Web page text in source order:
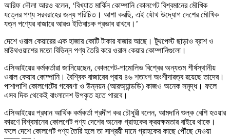
আরিফ দৌলা আরও বলেন, ‘বিখ্যাত মার্কিন কোম্পানি কোলগেট বিশ্বমানের মৌখিক
যত্নের পণ্য সরবরাহের জন্য পরিচিত। আশা করছি, এই যৌথ উদ্যোগ দেশের মৌখিক
যত্ন পণ্যের বাজারে আরও ইতিবাচক প্রভাব রাখবে।’
দেশে ওরাল কেয়ারের এক হাজার কোটি টাকার বাজার আছে। টুথপেস্ট ছাড়াও ব্রাশ ও
মাউথওয়াশের মতো বিভিন্ন পণ্য তৈরি করে ওরাল কেয়ার কোম্পানিগুলো।
এসিআইয়ের কর্মকর্তারা জানিয়েছেন, কোলগেট-পামোলিভ বিশ্বের অন্যতম শীর্ষস্থানীয়
ওরাল কেয়ার কোম্পানি। বৈশ্বিক বাজারের প্রায় ৪৬ শতাংশ অংশীদারত্ব রয়েছে তাদের।
পাশাপাশি কোলগেটের গবেষণা ও উন্নয়ন (আরঅ্যান্ডডি) কাজও অনেক সমৃদ্ধ। ফলে
এসব দিক থেকেই বাংলাদেশ উপকৃত হতে পারবে।
এসিআইয়ের প্রধান আর্থিক কর্মকর্তা প্রদীপ কর চৌধুরী বলেন, আমদানি শুল্ক বেশি হওয়ার
কারণে বিশ্বমানের কোলগেট পণ্য দেশের অনেক গ্রাহকের ক্রয়ক্ষমতার বাইরে থাকে।
ফলে দেশে কোলগেট পণ্য তৈরি হলে তা সাশ্রয়ী দামে গ্রাহকের কাছে পৌঁছে দেওয়া